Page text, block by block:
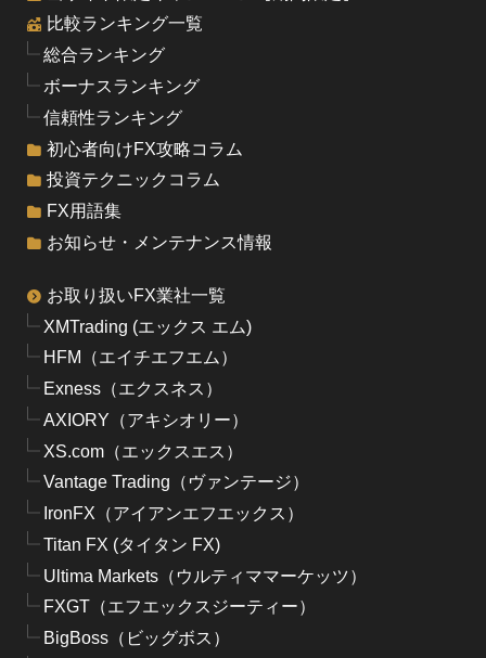
比較ランキング一覧
総合ランキング
ボーナスランキング
信頼性ランキング
初心者向けFX攻略コラム
投資テクニックコラム
FX用語集
お知らせ・メンテナンス情報
お取り扱いFX業社一覧
XMTrading (エックス エム)
HFM（エイチエフエム）
Exness（エクスネス）
AXIORY（アキシオリー）
XS.com（エックスエス）
Vantage Trading（ヴァンテージ）
IronFX（アイアンエフエックス）
Titan FX (タイタン FX)
Ultima Markets（ウルティママーケッツ）
FXGT（エフエックスジーティー）
BigBoss（ビッグボス）